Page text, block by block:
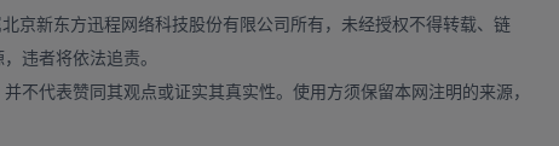
划”、“三支一扶计划”、“农村义务教育阶段学校教师特设岗位计划”、
政策按照教育部有关文件规定执行。
试的基本要求，根据各专业的招生规模和生源情况，我校硕士研究生招
京新东方迅程网络科技股份有限公司所有，未经授权不得转载、链
违者将依法追责。
不代表赞同其观点或证实其真实性。使用方须保留本网注明的来源，